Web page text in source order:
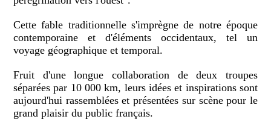
Cette fable traditionnelle s'imprègne de notre époque
contemporaine et d'éléments occidentaux, tel un
voyage géographique et temporal.
Fruit d'une longue collaboration de deux troupes
séparées par 10 000 km, leurs idées et inspirations sont
aujourd'hui rassemblées et présentées sur scène pour le
grand plaisir du public français.